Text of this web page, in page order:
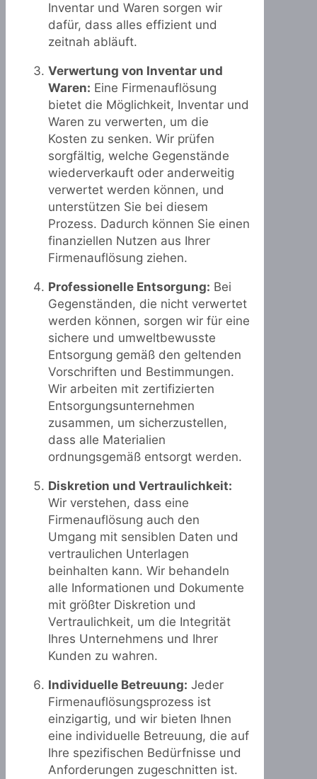
Inventar und Waren sorgen wir
dafür, dass alles effizient und
zeitnah abläuft.
Verwertung von Inventar und
Waren: Eine Firmenauflösung
bietet die Möglichkeit, Inventar und
Waren zu verwerten, um die
Kosten zu senken. Wir prüfen
sorgfältig, welche Gegenstände
wiederverkauft oder anderweitig
verwertet werden können, und
unterstützen Sie bei diesem
Prozess. Dadurch können Sie einen
finanziellen Nutzen aus Ihrer
Firmenauflösung ziehen.
Professionelle Entsorgung: Bei
Gegenständen, die nicht verwertet
werden können, sorgen wir für eine
sichere und umweltbewusste
Entsorgung gemäß den geltenden
Vorschriften und Bestimmungen.
Wir arbeiten mit zertifizierten
Entsorgungsunternehmen
zusammen, um sicherzustellen,
dass alle Materialien
ordnungsgemäß entsorgt werden.
Diskretion und Vertraulichkeit:
Wir verstehen, dass eine
Firmenauflösung auch den
Umgang mit sensiblen Daten und
vertraulichen Unterlagen
beinhalten kann. Wir behandeln
alle Informationen und Dokumente
mit größter Diskretion und
Vertraulichkeit, um die Integrität
Ihres Unternehmens und Ihrer
Kunden zu wahren.
Individuelle Betreuung: Jeder
Firmenauflösungsprozess ist
einzigartig, und wir bieten Ihnen
eine individuelle Betreuung, die auf
Ihre spezifischen Bedürfnisse und
Anforderungen zugeschnitten ist.